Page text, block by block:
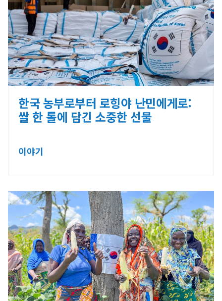
한국 농부로부터 로힝야 난민에게로:
쌀 한 톨에 담긴 소중한 선물
이야기